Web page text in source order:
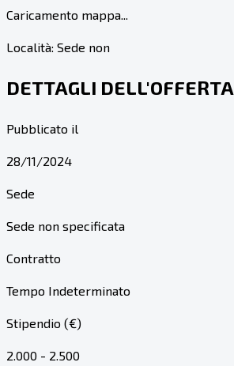
Caricamento mappa...
Località: Sede non
DETTAGLI DELL'OFFERTA
Pubblicato il
28/11/2024
Sede
Sede non specificata
Contratto
Tempo Indeterminato
Stipendio (€)
2.000 - 2.500